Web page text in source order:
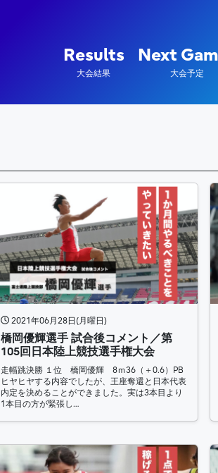
Results
大会結果
Next
大会予定
2021年06月28日(月曜日)
橋岡優輝選手 試合後コメント／第
105回日本陸上競技選手権大会
走幅跳決勝 １位 橋岡優輝 8ｍ36（＋0.6）PB
ヒヤヒヤする内容でしたが、王座奪還と日本代表
内定を決めることができました。実は3本目より
1本目の方が緊張し…